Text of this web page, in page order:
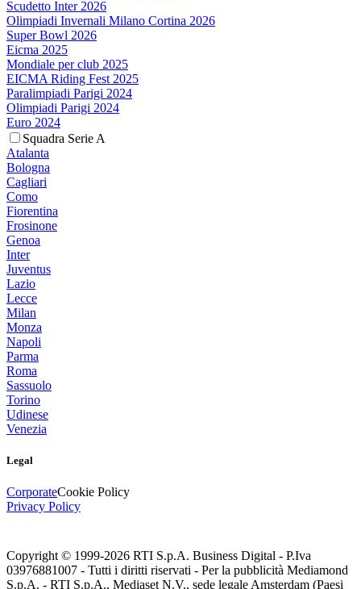
Scudetto Inter 2026
Olimpiadi Invernali Milano Cortina 2026
Super Bowl 2026
Eicma 2025
Mondiale per club 2025
EICMA Riding Fest 2025
Paralimpiadi Parigi 2024
Olimpiadi Parigi 2024
Euro 2024
Squadra Serie A
Atalanta
Bologna
Cagliari
Como
Fiorentina
Frosinone
Genoa
Inter
Juventus
Lazio
Lecce
Milan
Monza
Napoli
Parma
Roma
Sassuolo
Torino
Udinese
Venezia
Legal
CorporateCookie Policy
Privacy Policy
Copyright © 1999-2026 RTI S.p.A. Business Digital - P.Iva
03976881007 - Tutti i diritti riservati - Per la pubblicità Mediamond
S.p.A. - RTI S.p.A., Mediaset N.V., sede legale Amsterdam (Paesi